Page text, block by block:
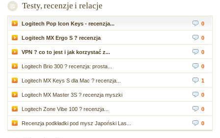
Testy, recenzje i relacje
Logitech Pop Icon Keys - recenzja... 0
Logitech MX Ergo S ? recenzja 0
VPN ? co to jest i jak korzystać z... 0
Logitech Brio 300 ? recenzja: prosta... 0
Logitech MX Keys S dla Mac ? recenzja... 1
Logitech MX Master 3S ? recenzja myszki 0
Logitech Zone Vibe 100 ? recenzja... 0
Recenzja podkładki pod mysz Japoński Las... 0